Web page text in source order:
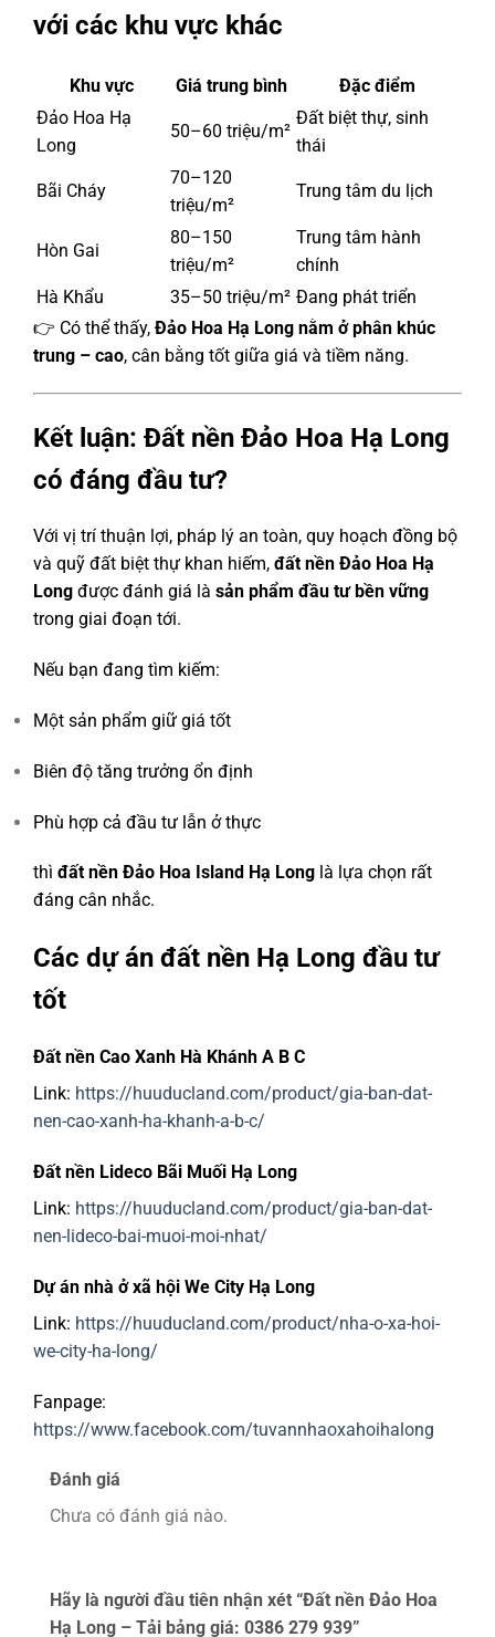
với các khu vực khác
Khu vực Giá trung bình
Đặc điểm
Đảo Hoa Hạ
Long
50–60 triệu/m²
Đất biệt thự, sinh
thái
Bãi Cháy
70–120
triệu/m²
Trung tâm du lịch
Hòn Gai
80–150
triệu/m²
Trung tâm hành
chính
Hà Khẩu
35–50 triệu/m² Đang phát triển
👉 Có thể thấy, Đảo Hoa Hạ Long nằm ở phân khúc
trung – cao, cân bằng tốt giữa giá và tiềm năng.
Kết luận: Đất nền Đảo Hoa Hạ Long
có đáng đầu tư?
Với vị trí thuận lợi, pháp lý an toàn, quy hoạch đồng bộ
và quỹ đất biệt thự khan hiếm, đất nền Đảo Hoa Hạ
Long được đánh giá là sản phẩm đầu tư bền vững
trong giai đoạn tới.
Nếu bạn đang tìm kiếm:
Một sản phẩm giữ giá tốt
Biên độ tăng trưởng ổn định
Phù hợp cả đầu tư lẫn ở thực
thì đất nền Đảo Hoa Island Hạ Long là lựa chọn rất
đáng cân nhắc.
Các dự án đất nền Hạ Long đầu tư
tốt
Đất nền Cao Xanh Hà Khánh A B C
Link: https://huuducland.com/product/gia-ban-dat-
nen-cao-xanh-ha-khanh-a-b-c/
Đất nền Lideco Bãi Muối Hạ Long
Link: https://huuducland.com/product/gia-ban-dat-
nen-lideco-bai-muoi-moi-nhat/
Dự án nhà ở xã hội We City Hạ Long
Link: https://huuducland.com/product/nha-o-xa-hoi-
we-city-ha-long/
Fanpage:
https://www.facebook.com/tuvannhaoxahoihalong
Đánh giá
Chưa có đánh giá nào.
Hãy là người đầu tiên nhận xét “Đất nền Đảo Hoa
Hạ Long – Tải bảng giá: 0386 279 939”